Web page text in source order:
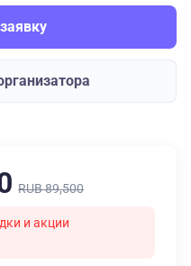
RUB 89,500
и акции